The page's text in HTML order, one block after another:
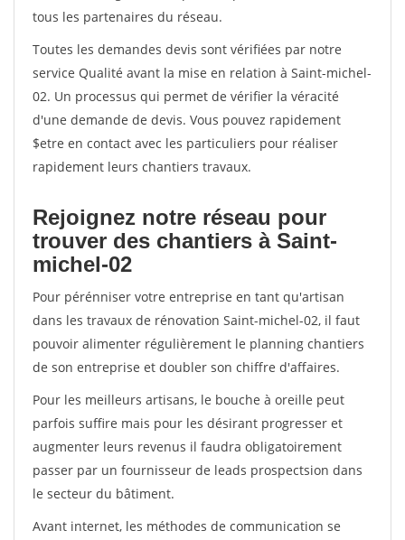
tous les partenaires du réseau.
Toutes les demandes devis sont vérifiées par notre
service Qualité avant la mise en relation à Saint-michel-
02. Un processus qui permet de vérifier la véracité
d'une demande de devis. Vous pouvez rapidement
$etre en contact avec les particuliers pour réaliser
rapidement leurs chantiers travaux.
Rejoignez notre réseau pour
trouver des chantiers à Saint-
michel-02
Pour pérénniser votre entreprise en tant qu'artisan
dans les travaux de rénovation Saint-michel-02, il faut
pouvoir alimenter régulièrement le planning chantiers
de son entreprise et doubler son chiffre d'affaires.
Pour les meilleurs artisans, le bouche à oreille peut
parfois suffire mais pour les désirant progresser et
augmenter leurs revenus il faudra obligatoirement
passer par un fournisseur de leads prospectsion dans
le secteur du bâtiment.
Avant internet, les méthodes de communication se